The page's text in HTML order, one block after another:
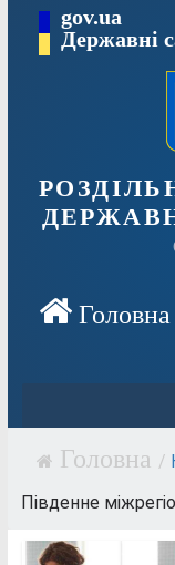
Перейтиgov.ua
Державні
/
Південне